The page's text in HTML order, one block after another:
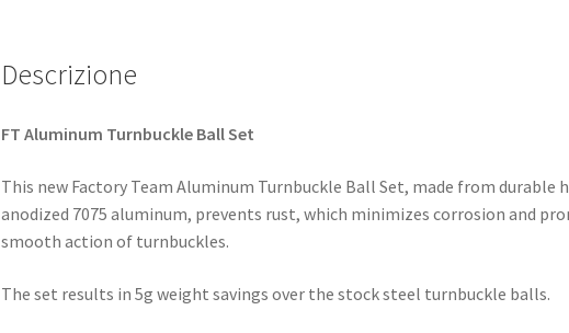
Descrizione
FT Aluminum Turnbuckle Ball Set
This new Factory Team Aluminum Turnbuckle Ball Set, made from durable
anodized 7075 aluminum, prevents rust, which minimizes corrosion and
smooth action of turnbuckles.
The set results in 5g weight savings over the stock steel turnbuckle balls.